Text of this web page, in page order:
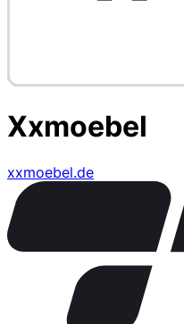
Xxmoebel
xxmoebel.de